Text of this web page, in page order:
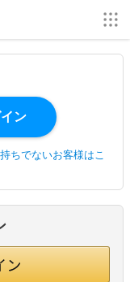
ちでないお客様はこ